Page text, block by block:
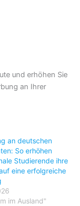
und erhöhen Sie
an Ihrer
an deutschen
So erhöhen
Studierende ihre
eine erfolgreiche
im Ausland"